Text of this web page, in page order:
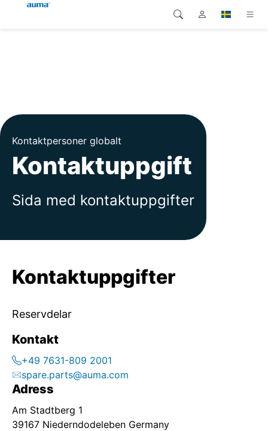
Nedladdningar
Service
Företag
Kontakt
Asien och Stillahavsområdet
Nordamerika
Kontaktpersoner globalt
Kontaktuppgift
Sida med kontaktuppgifter
Kontaktuppgifter
Reservdelar
Kontakt
+49 7631-809 2001
spare.parts@auma.com
Adress
Am Stadtberg 1
39167 Niederndodeleben Germany